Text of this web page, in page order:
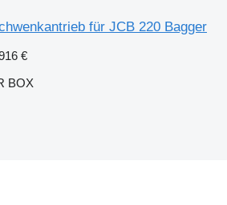
für JCB 220 Bagger
€
BOX